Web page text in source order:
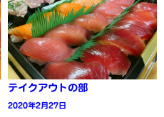
テイクアウトの部
2020年2月27日